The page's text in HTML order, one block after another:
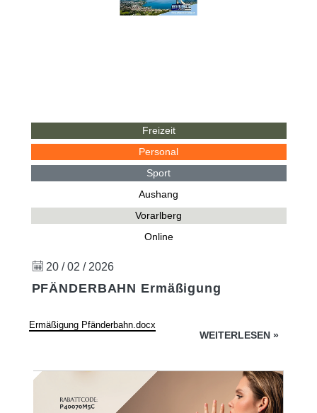
Freizeit
Personal
Sport
Aushang
Vorarlberg
Online
20 / 02 / 2026
PFÄNDERBAHN Ermäßigung
Ermäßigung Pfänderbahn.docx
WEITERLESEN »